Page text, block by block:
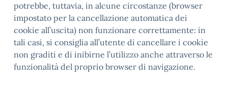
potrebbe, tuttavia, in alcune circostanze (browser
impostato per la cancellazione automatica dei
cookie all’uscita) non funzionare correttamente: in
tali casi, si consiglia all’utente di cancellare i cookie
non graditi e di inibirne l’utilizzo anche attraverso le
funzionalità del proprio browser di navigazione.